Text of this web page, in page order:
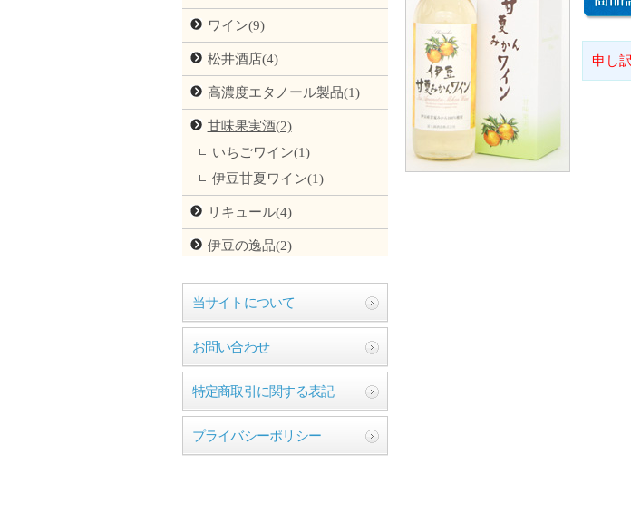
ワイン(9)
松井酒店(4)
高濃度エタノール製品(1)
甘味果実酒(2)
いちごワイン(1)
伊豆甘夏ワイン(1)
リキュール(4)
伊豆の逸品(2)
当サイトについて
お問い合わせ
特定商取引に関する表記
プライバシーポリシー
申し